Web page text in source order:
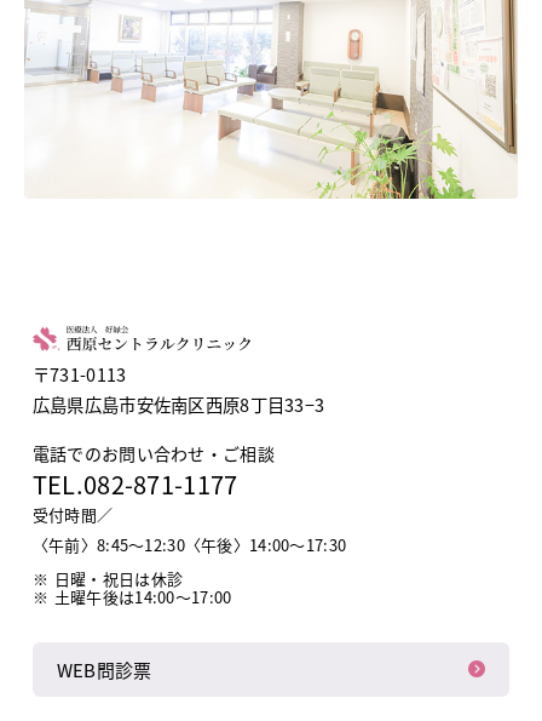
〒731-0113
広島県広島市安佐南区西原8丁目33−3
電話でのお問い合わせ・ご相談
TEL.082-871-1177
受付時間／
〈午前〉8:45〜12:30〈午後〉14:00〜17:30
日曜・祝日は休診
土曜午後は14:00～17:00
WEB問診票